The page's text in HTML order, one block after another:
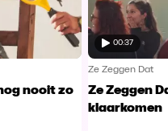
nooit zo
00:37
Ze Zeggen Dat
Ze Zeggen
klaarkomen